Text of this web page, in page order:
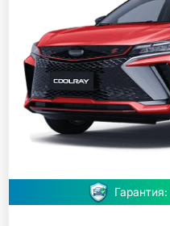
Гарантия: